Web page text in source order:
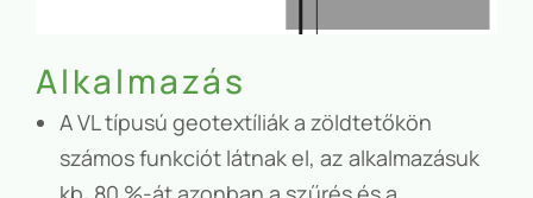
Alkalmazás
A VL típusú geotextíliák a zöldtetőkön
számos funkciót látnak el, az alkalmazásuk